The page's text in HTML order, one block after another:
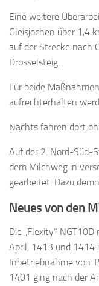
Eine weitere
Gleisjochen über 1,4
auf der Strecke nach
Drosselsteig.
Für beide
aufrechterhalten
Nachts fahren dort
Auf der 2. Nord-Süd-
dem Milchweg in
gearbeitet. Dazu
Neues von den
Die „Flexity“
April, 1413 und 1414
Inbetriebnahme von
1401 ging nach der